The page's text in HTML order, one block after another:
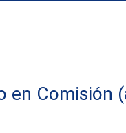
en Comisión